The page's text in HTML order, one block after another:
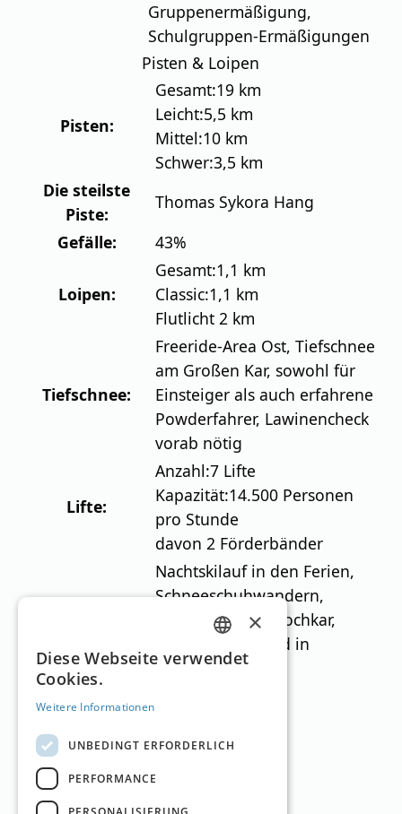
Gruppenermäßigung,
Schulgruppen-Ermäßigungen
Pisten & Loipen
Pisten:
Gesamt:19 km
Leicht:5,5 km
Mittel:10 km
Schwer:3,5 km
Die steilste
Piste:
Thomas Sykora Hang
Gefälle:
43%
Loipen:
Gesamt:1,1 km
Classic:1,1 km
Flutlicht 2 km
Tiefschnee:
Freeride-Area Ost, Tiefschnee
am Großen Kar, sowohl für
Einsteiger als auch erfahrene
Powderfahrer, Lawinencheck
vorab nötig
Lifte:
Anzahl:7 Lifte
Kapazität:14.500 Personen
pro Stunde
davon 2 Förderbänder
Nachtskilauf in den Ferien,
Schneeschuhwandern,
Langlaufen am Hochkar,
Ybbstaler Solebad in
Göstling,
Tel.:
+43 (0) 5/0138-200
„Hochkar“ jetzt kontaktieren
GERMAN
×
Diese Webseite verwendet
Cookies.
Weitere Informationen
UNBEDINGT ERFORDERLICH
PERFORMANCE